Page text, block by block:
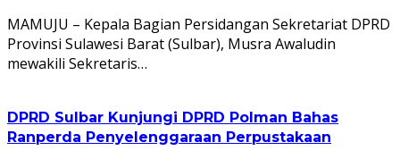
MAMUJU – Kepala Bagian Persidangan Sekretariat DPRD
Provinsi Sulawesi Barat (Sulbar), Musra Awaludin
mewakili Sekretaris…
DPRD Sulbar Kunjungi DPRD Polman Bahas
Ranperda Penyelenggaraan Perpustakaan